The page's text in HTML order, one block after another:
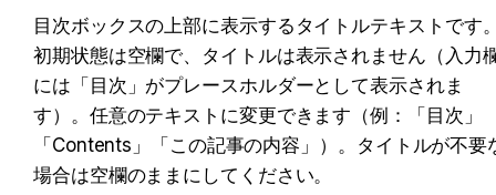
目次ボックスの上部に表示するタイトルテキストです
初期状態は空欄で、タイトルは表示されません（入力
には「目次」がプレースホルダーとして表示されま
す）。任意のテキストに変更できます（例：「目次」
「Contents」「この記事の内容」）。タイトルが不要
場合は空欄のままにしてください。